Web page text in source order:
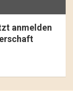
anmelden